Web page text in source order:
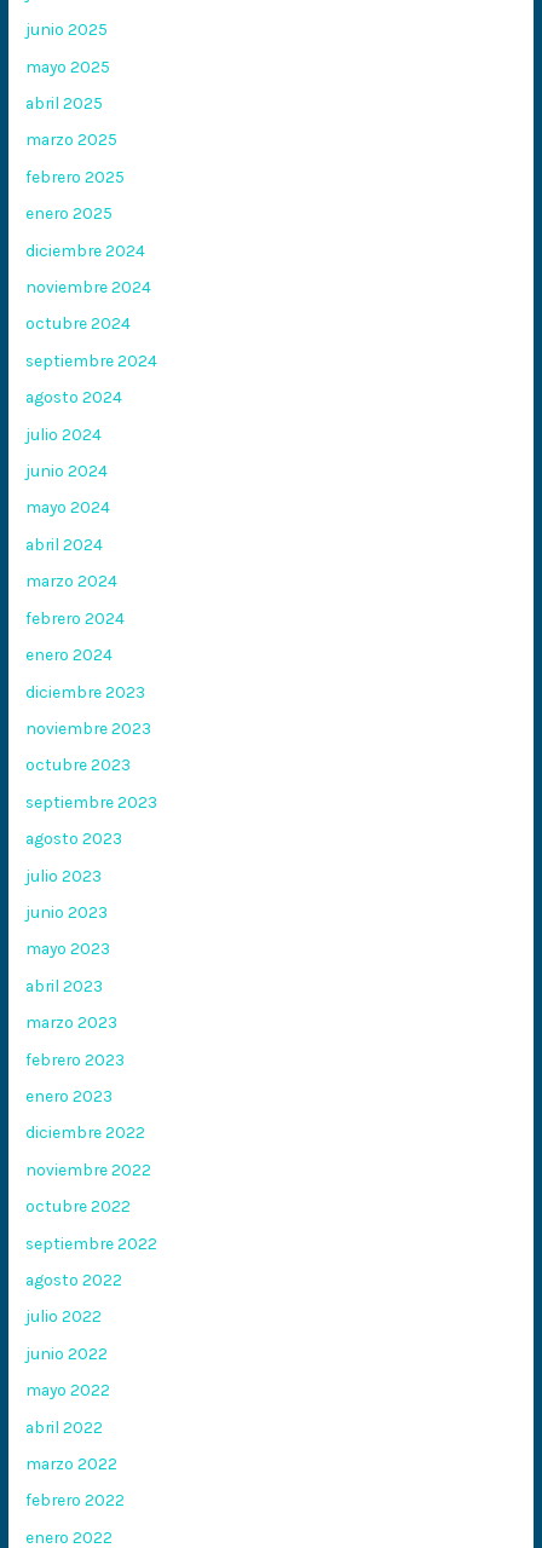
junio 2025
mayo 2025
abril 2025
marzo 2025
febrero 2025
enero 2025
diciembre 2024
noviembre 2024
octubre 2024
septiembre 2024
agosto 2024
julio 2024
junio 2024
mayo 2024
abril 2024
marzo 2024
febrero 2024
enero 2024
diciembre 2023
noviembre 2023
octubre 2023
septiembre 2023
agosto 2023
julio 2023
junio 2023
mayo 2023
abril 2023
marzo 2023
febrero 2023
enero 2023
diciembre 2022
noviembre 2022
octubre 2022
septiembre 2022
agosto 2022
julio 2022
junio 2022
mayo 2022
abril 2022
marzo 2022
febrero 2022
enero 2022